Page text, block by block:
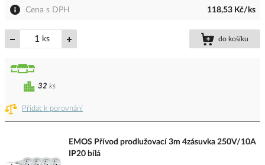
Cena s DPH 118,53 Kč/ks
ks do košíku
Přidat k porovnání
32 ks
EMOS Přívod prodlužovací 3m 4zásuvka 250V/10A
IP20 bílá